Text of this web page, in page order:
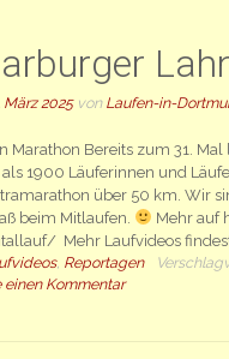
März 2025von Laufen-in-
Marathon Bereits zum 31.
1900 Läuferinnen und
über 50 km. Wir
beim Mitlaufen.
Mehr auf
Mehr Laufvideos
, Reportagen
einen Kommentar